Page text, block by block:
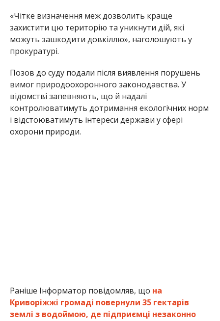
«Чітке визначення меж дозволить краще
захистити цю територію та уникнути дій, які
можуть зашкодити довкіллю», наголошують у
прокуратурі.
Позов до суду подали після виявлення порушень
вимог природоохоронного законодавства. У
відомстві запевняють, що й надалі
контролюватимуть дотримання екологічних норм
і відстоюватимуть інтереси держави у сфері
охорони природи.
Раніше Інформатор повідомляв, що на
Криворіжжі громаді повернули 35 гектарів
землі з водоймою, де підприємці незаконно